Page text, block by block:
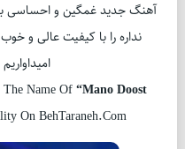
آهنگ جدید غمگین و احساسی
Name Of“Mano Doost
On BehTaraneh.Com